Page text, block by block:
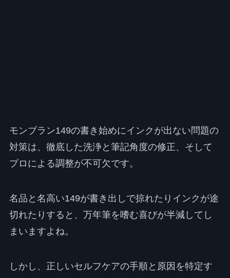
モンブラン149の書き始めにインクが出ない問題の
対策は、徹底した洗浄と筆記角度の修正、そして
プロによる調整が不可欠です。
名品と名高い149が書き出しで掠れたりインクが途
切れたりすると、万年筆を嗜む喜びが半減してし
まいますよね。
しかし、正しいセルフケアの手順と原因を特定す